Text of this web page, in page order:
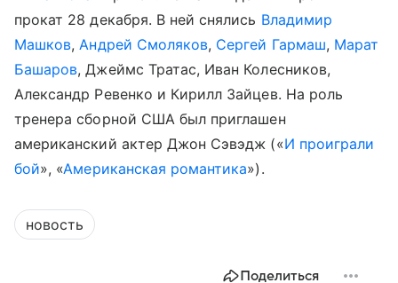
прокат 28 декабря. В ней снялись Владимир
Машков, Андрей Смоляков, Сергей Гармаш, Марат
Башаров, Джеймс Тратас, Иван Колесников,
Александр Ревенко и Кирилл Зайцев. На роль
тренера сборной США был приглашен
американский актер Джон Сэвэдж («И проиграли
бой», «Американская романтика»).
новость
Поделиться